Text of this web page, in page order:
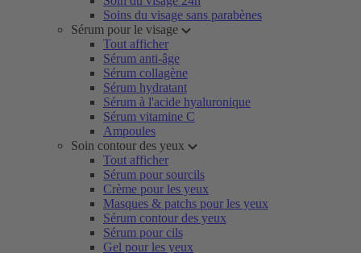
Soins du visage sans parabènes
Sérum pour le visage
Tout afficher
Sérum anti-âge
Sérum collagène
Sérum hydratant
Sérum à l'acide hyaluronique
Sérum vitamine C
Ampoules
Soin contour des yeux
Tout afficher
Sérum pour sourcils
Crème pour les yeux
Masques & patchs pour les yeux
Sérum contour des yeux
Sérum pour cils
Gel pour les yeux